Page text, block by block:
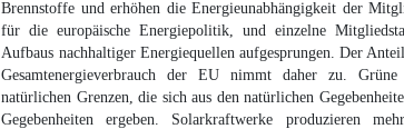
Brennstoffe und erhöhen die Energieunabhängigkeit der
für die europäische Energiepolitik, und einzelne
Aufbaus nachhaltiger Energiequellen aufgesprungen. Der
Gesamtenergieverbrauch der EU nimmt daher zu.
natürlichen Grenzen, die sich aus den natürlichen
Gegebenheiten ergeben. Solarkraftwerke produzieren